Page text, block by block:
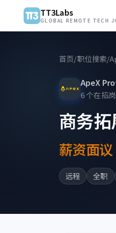
TT3Labs
GLOBAL REMOTE TECH
首页/职位搜索/
ApeX
6 个在招
商务
薪资面议
远程 全职